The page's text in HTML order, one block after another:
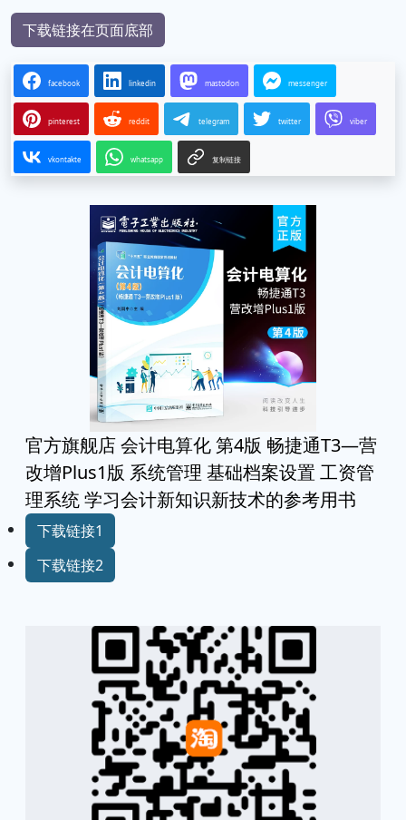
下载链接在页面底部
facebook linkedin mastodon messenger
pinterest reddit telegram twitter viber
vkontakte whatsapp 复制链接
官方旗舰店 会计电算化 第4版 畅捷通T3—营
改增Plus1版 系统管理 基础档案设置 工资管
理系统 学习会计新知识新技术的参考用书
下载链接1
下载链接2